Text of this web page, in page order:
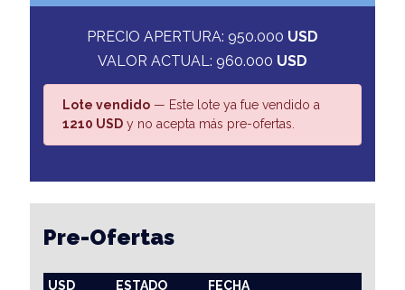
PRECIO APERTURA: 950.000 USD
VALOR ACTUAL: 960.000 USD
Lote vendido — Este lote ya fue vendido a
1210 USD y no acepta más pre-ofertas.
Pre-Ofertas
USD ESTADO
FECHA